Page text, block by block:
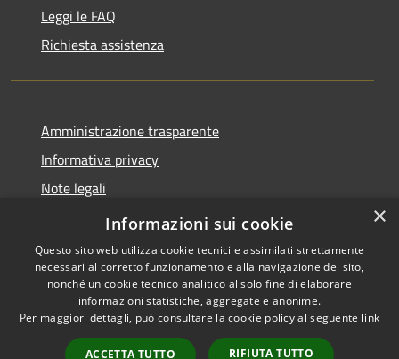
Leggi le FAQ
Richiesta assistenza
Amministrazione trasparente
Informativa privacy
Note legali
Dichiarazione di accessibilità
Accessibilità
Copyright © 2026 • Comune di
Grottazzolina • Powered by
Municipium• Accesso
×
Informazioni sui cookie
Questo sito web utilizza cookie tecnici e assimilati strettamente
necessari al corretto funzionamento e alla navigazione del sito,
nonché un cookie tecnico analitico al solo fine di elaborare
informazioni statistiche, aggregate e anonime.
Per maggiori dettagli, può consultare la cookie policy al seguente link
ACCETTA TUTTO RIFIUTA TUTTO